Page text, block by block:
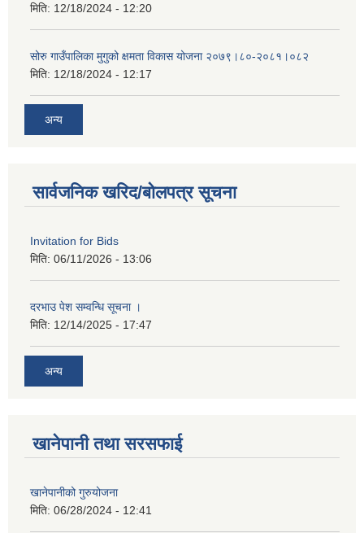
मिति: 12/18/2024 - 12:20
सोरु गाउँपालिका मुगुको क्षमता विकास योजना २०७९।८०-२०८१।०८२
मिति: 12/18/2024 - 12:17
अन्य
सार्वजनिक खरिद/बोलपत्र सूचना
Invitation for Bids
मिति: 06/11/2026 - 13:06
दरभाउ पेश सम्वन्धि सूचना ।
मिति: 12/14/2025 - 17:47
अन्य
खानेपानी तथा सरसफाई
खानेपानीको गुरुयोजना
मिति: 06/28/2024 - 12:41